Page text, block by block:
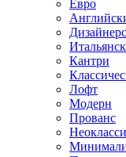
Евро
Кантри
Лофт
Модерн
Прованс